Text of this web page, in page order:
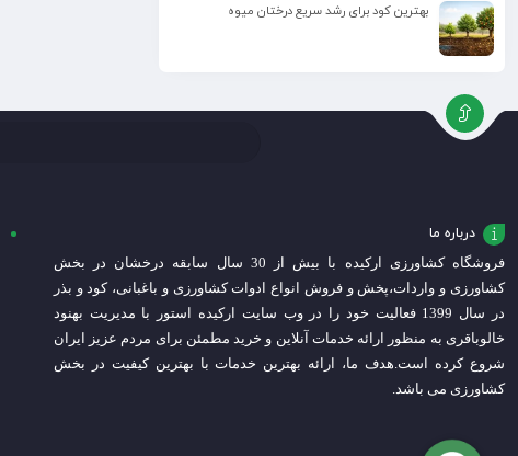
بهترین کود برای رشد سریع درختان میوه
درباره ما
فروشگاه کشاورزی ارکیده با بیش از 30 سال سابقه درخشان در بخش
کشاورزی و واردات،پخش و فروش انواع ادوات کشاورزی و باغبانی، کود و بذر
در سال 1399 فعالیت خود را در وب سایت ارکیده استور با مدیریت بهنود
خالوباقری به منظور ارائه خدمات آنلاین و خرید مطمئن برای مردم عزیز ایران
شروع کرده است. هدف ما، ارائه بهترین خدمات با بهترین کیفیت در بخش
کشاورزی می باشد.